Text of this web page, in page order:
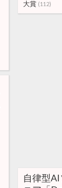
大賞 (112)
自律型